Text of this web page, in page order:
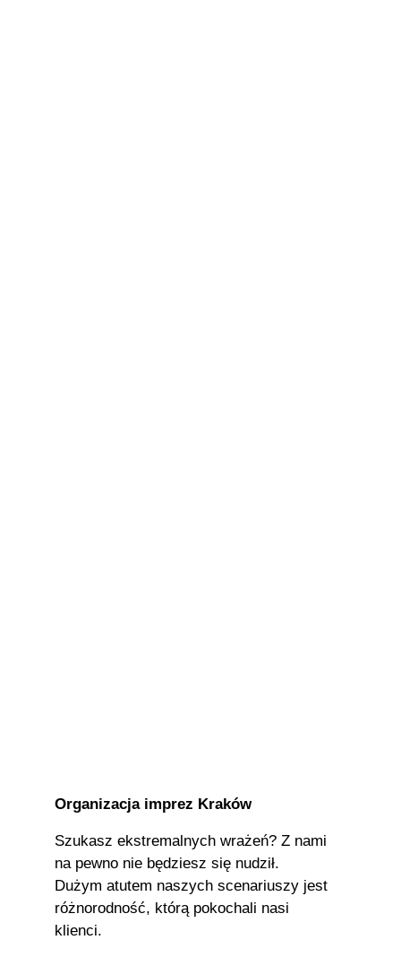
Organizacja imprez Kraków
Szukasz ekstremalnych wrażeń? Z nami
na pewno nie będziesz się nudził.
Dużym atutem naszych scenariuszy jest
różnorodność, którą pokochali nasi
klienci.